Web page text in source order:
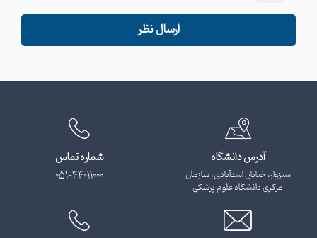
ارسال نظر
آدرس دانشگاه
سبزوار، خیابان اسدآبادی، سازمان
مرکزی دانشگاه علوم پزشکی
شماره تماس
051-44011000